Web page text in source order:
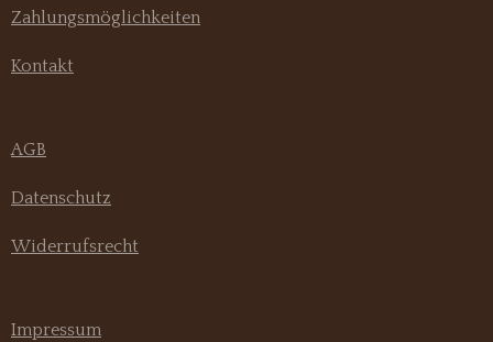
Zahlungsmöglichkeiten
Kontakt
AGB
Datenschutz
Widerrufsrecht
Impressum